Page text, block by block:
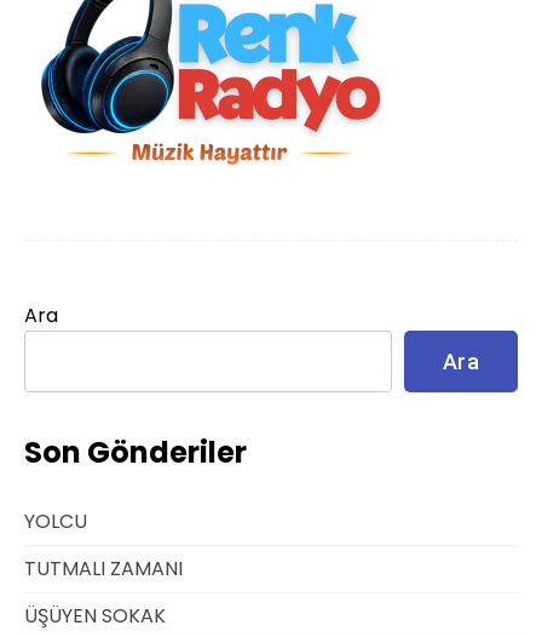
Ara
Ara
Son Gönderiler
YOLCU
TUTMALI ZAMANI
ÜŞÜYEN SOKAK